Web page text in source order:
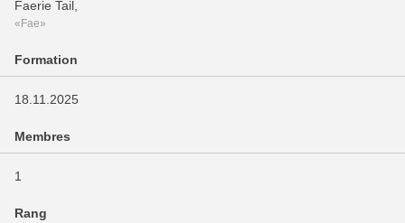
Faerie Tail,
«Fae»
Formation
18.11.2025
Membres
1
Rang